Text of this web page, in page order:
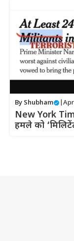
By Shubham
New York
हमले को